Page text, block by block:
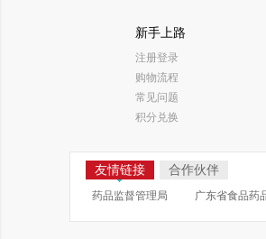
新手上路
注册登录
购物流程
常见问题
积分兑换
友情链接 合作伙伴
药品监督管理局 广东省食品药